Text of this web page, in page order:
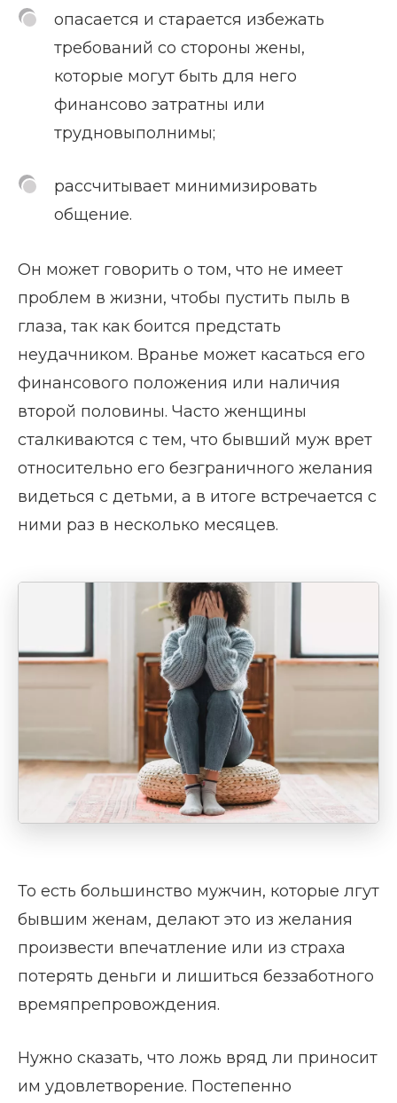
опасается и старается избежать
требований со стороны жены,
которые могут быть для него
финансово затратны или
трудновыполнимы;
рассчитывает минимизировать
общение.
Он может говорить о том, что не имеет
проблем в жизни, чтобы пустить пыль в
глаза, так как боится предстать
неудачником. Вранье может касаться его
финансового положения или наличия
второй половины. Часто женщины
сталкиваются с тем, что бывший муж врет
относительно его безграничного желания
видеться с детьми, а в итоге встречается с
ними раз в несколько месяцев.
То есть большинство мужчин, которые лгут
бывшим женам, делают это из желания
произвести впечатление или из страха
потерять деньги и лишиться беззаботного
времяпрепровождения.
Нужно сказать, что ложь вряд ли приносит
им удовлетворение. Постепенно